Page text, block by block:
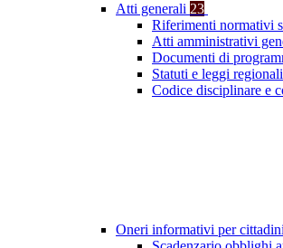
Atti generali 23
Riferimenti normativi
Atti amministrativi
Documenti di
Statuti e leggi regionali
Codice disciplinare e
Oneri informativi per